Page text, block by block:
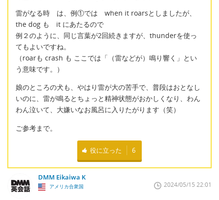
雷がなる時 は、例①では when it roarsとしましたが、
the dog も it にあたるので
例２のように、同じ言葉が2回続きますが、thunderを使っ
てもよいですね。
（roarも crash も ここでは「（雷などが）鳴り響く」とい
う意味です。）
娘のところの犬も、やはり雷が大の苦手で、普段はおとなし
いのに、雷が鳴るとちょっと精神状態がおかしくなり、わん
わん泣いて、大嫌いなお風呂に入りたがります（笑）
ご参考まで。
役に立った 6
DMM Eikaiwa K
アメリカ合衆国 2024/05/15 22:01